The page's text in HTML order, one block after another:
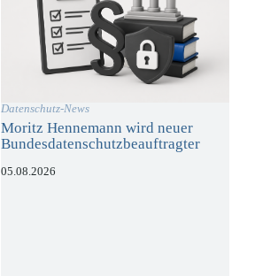
Datenschutz-News
Moritz Hennemann wird neuer
Bundesdatenschutzbeauftragter
05.08.2026